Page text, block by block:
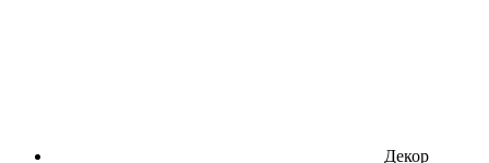
Декор